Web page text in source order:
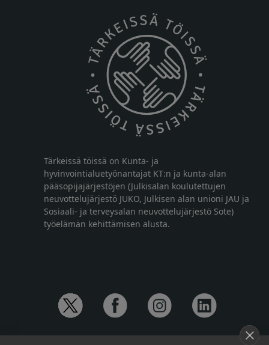
Tärkeissä töissä on Kunta- ja
hyvinvointialuetyönantajat KT:n ja kunta-alan
pääsopijajärjestöjen (Julkisalan koulutettujen
neuvottelujärjestö JUKO, Julkisen alan unioni JAU ja
Sosiaali- ja terveysalan neuvottelujärjestö Sote)
työelämän kehittämisen alusta.